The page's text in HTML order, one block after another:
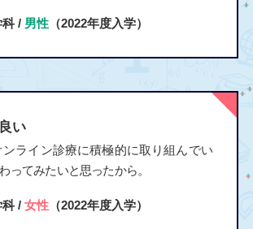
科 / 男性（2022年度入学）
い
ライン診療に積極的に取り組んでい
ってみたいと思ったから。
科 / 女性（2022年度入学）